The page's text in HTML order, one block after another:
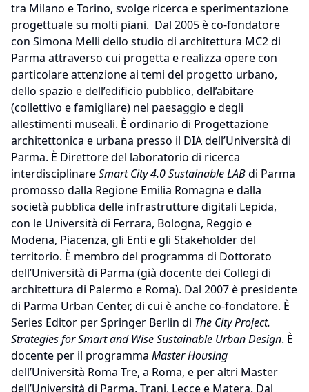
tra Milano e Torino, svolge ricerca e sperimentazione
progettuale su molti piani. Dal 2005 è co-fondatore
con Simona Melli dello studio di architettura MC2 di
Parma attraverso cui progetta e realizza opere con
particolare attenzione ai temi del progetto urbano,
dello spazio e dell’edificio pubblico, dell’abitare
(collettivo e famigliare) nel paesaggio e degli
allestimenti museali. È ordinario di Progettazione
architettonica e urbana presso il DIA dell’Università di
Parma. È Direttore del laboratorio di ricerca
interdisciplinareSmart City 4.0 Sustainable LABdi Parma
promosso dalla Regione Emilia Romagna e dalla
società pubblica delle infrastrutture digitali Lepida,
con le Università di Ferrara, Bologna, Reggio e
Modena, Piacenza, gli Enti e gli Stakeholder del
territorio. È membro del programma di Dottorato
dell’Università di Parma (già docente dei Collegi di
architettura di Palermo e Roma). Dal 2007 è presidente
di Parma Urban Center, di cui è anche co-fondatore. È
Series Editor per Springer Berlin di The City Project.
Strategies for Smart and Wise Sustainable Urban Design. È
docente per il programma Master Housing
dell’Università Roma Tre, a Roma, e per altri Master
dell’Università di Parma, Trani, Lecce e Matera. Dal